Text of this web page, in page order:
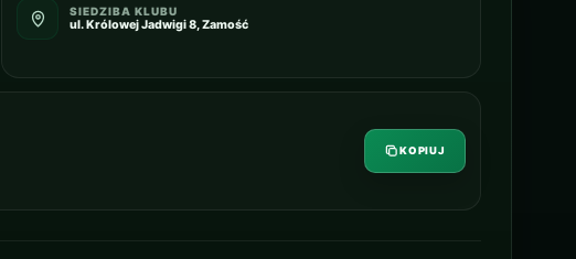
SIEDZIBA KLUBU
ul. Królowej Jadwigi 8, Zamość
KOPIUJ